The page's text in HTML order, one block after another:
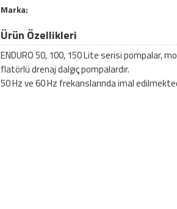
Marka:
Ürün Özellikleri
ENDURO 50, 100, 150 Lite serisi pompalar,
flatörlü drenaj dalgıç pompalardır.
50 Hz ve 60 Hz frekanslarında imal